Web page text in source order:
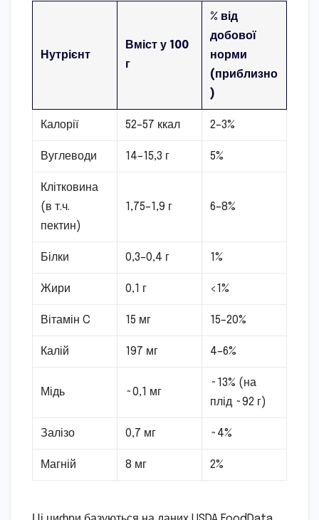
Нутрієнт
Вміст у 100
г
% від
добової
норми
(приблизно
)
Калорії 52–57 ккал 2–3%
Вуглеводи 14–15,3 г 5%
Клітковина
(в т.ч.
пектин)
1,75–1,9 г 6–8%
Білки 0,3–0,4 г 1%
Жири 0,1 г <1%
Вітамін C 15 мг 15–20%
Калій 197 мг 4–6%
Мідь ~0,1 мг
~13% (на
плід ~92 г)
Залізо 0,7 мг ~4%
Магній 8 мг 2%